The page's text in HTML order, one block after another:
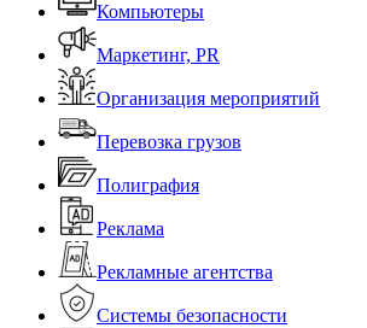
Компьютеры
Маркетинг, PR
Организация мероприятий
Перевозка грузов
Полиграфия
Реклама
Рекламные агентства
Системы безопасности